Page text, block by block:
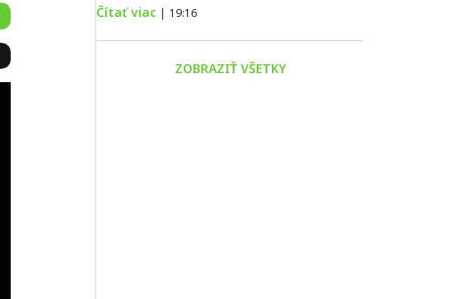
Čítať viac | 19:16
ZOBRAZIŤ VŠETKY